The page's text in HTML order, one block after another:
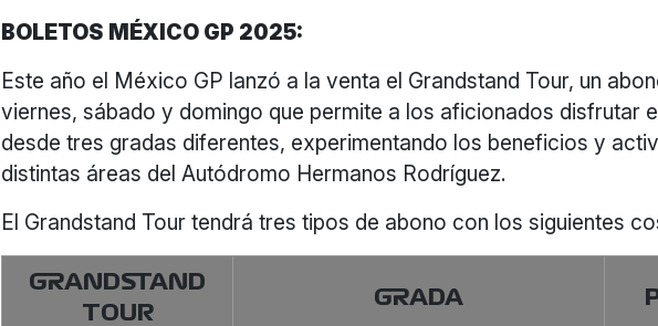
BOLETOS MÉXICO GP 2025:
Este año el México GP lanzó a la venta el Grandstand Tour, un
viernes, sábado y domingo que permite a los aficionados disfrutar
desde tres gradas diferentes, experimentando los beneficios y
distintas áreas del Autódromo Hermanos Rodríguez.
El Grandstand Tour tendrá tres tipos de abono con los siguientes
GRANDSTAND
TOUR
GRADA